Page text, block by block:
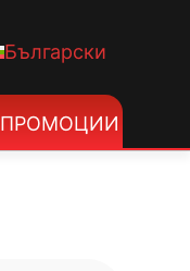
Български
ПРОМОЦИИ